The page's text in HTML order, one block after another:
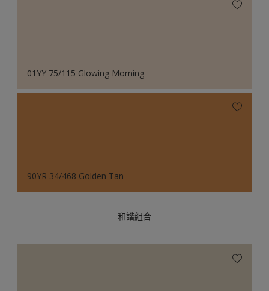
01YY 75/115 Glowing Morning
90YR 34/468 Golden Tan
和諧組合